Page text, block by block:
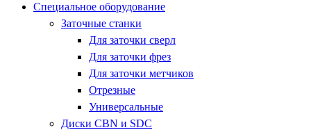
Специальное оборудование
Заточные станки
Для заточки сверл
Для заточки фрез
Для заточки метчиков
Отрезные
Универсальные
Диски CBN и SDC